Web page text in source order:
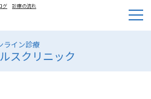
グ 診療の流れ
ライン診療
スクリニック